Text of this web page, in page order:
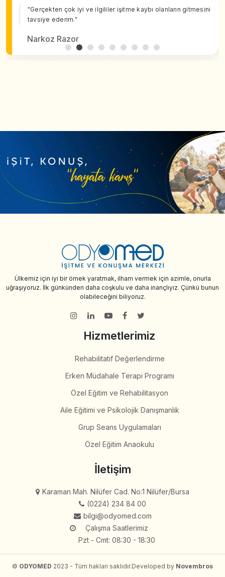
"Gerçekten çok iyi ve ilgililer işitme kaybı olanların gitmesini
tavsiye ederim."
Narkoz Razor
Ülkemiz için iyi bir örnek yaratmak, ilham vermek için azimle, onurla
uğraşıyoruz. İlk günkünden daha coşkulu ve daha inançlıyız. Çünkü bunun
olabileceğini biliyoruz.
Hizmetlerimiz
Özel Eğitim ve Rehabilitasyon
Özel Eğitim Anaokulu
İletişim
Çalışma Saatlerimiz
Pzt - Cmt: 08:30 - 18:30